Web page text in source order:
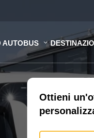
AUTOBUS
Ottieni